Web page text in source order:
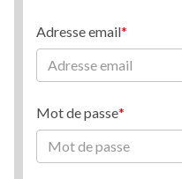
Adresse email
Mot de passe